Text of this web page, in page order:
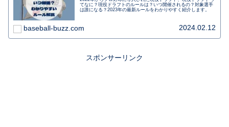
てなに？現役ドラフトのルールは？いつ開催されるの？対象選手
は誰になる？2023年の最新ルールをわかりやすく紹介します。
baseball-buzz.com 2024.02.12
スポンサーリンク